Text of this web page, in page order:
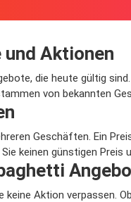
Aktionen
die heute gültig
von bekannten
Geschäften. Ein
keinen günstigen
keine Aktion verpassen.